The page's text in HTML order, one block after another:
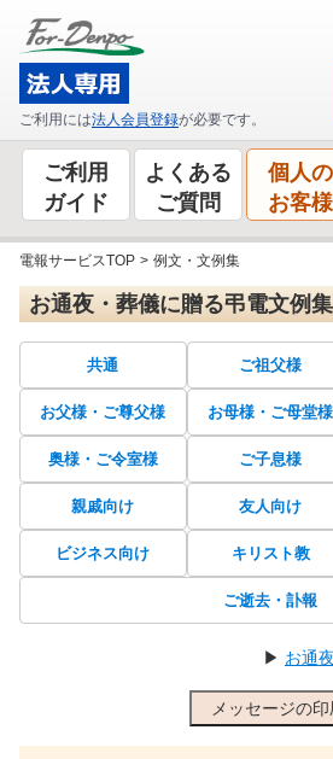
ご利用には法人会員登録が必要です。
ご利用
ガイド
よくある
ご質問
個人の
お客様
電報サービスTOP > 例文・文例集
お通夜・葬儀に贈る弔電文例集
共通 ご祖父様
お父様・ご尊父様 お母様・ご母堂様
奥様・ご令室様 ご子息様
親戚向け 友人向け
ビジネス向け キリスト教
ご逝去・訃報
▶ お通
メッセージの